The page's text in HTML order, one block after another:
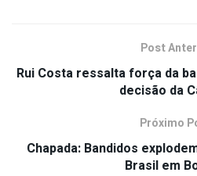
Post
Rui Costa ressalta força da
decisão da
Próximo
Chapada: Bandidos
Brasil em